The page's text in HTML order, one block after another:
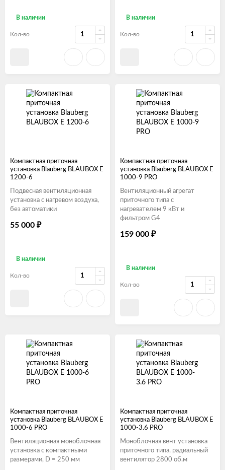
В наличии
Кол-во
В наличии
Кол-во
Компактная приточная
установка Blauberg BLAUBOX E
1200-6
Подвесная вентиляционная
установка с нагревом воздуха,
без автоматики
55 000 ₽
В наличии
Кол-во
Компактная приточная
установка Blauberg BLAUBOX E
1000-9 PRO
Вентиляционный агрегат
приточного типа с
нагревателем 9 кВт и
фильтром G4
159 000 ₽
В наличии
Кол-во
Компактная приточная
установка Blauberg BLAUBOX E
1000-6 PRO
Вентиляционная моноблочная
установка с компактными
размерами, D = 250 мм
Компактная приточная
установка Blauberg BLAUBOX E
1000-3.6 PRO
Моноблочная вент установка
приточного типа, радиальный
вентилятор 2800 об.м